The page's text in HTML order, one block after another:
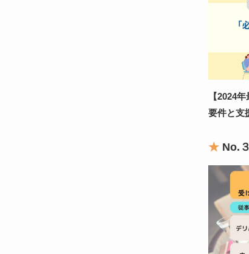
【2024
要件と支
★ No. ３